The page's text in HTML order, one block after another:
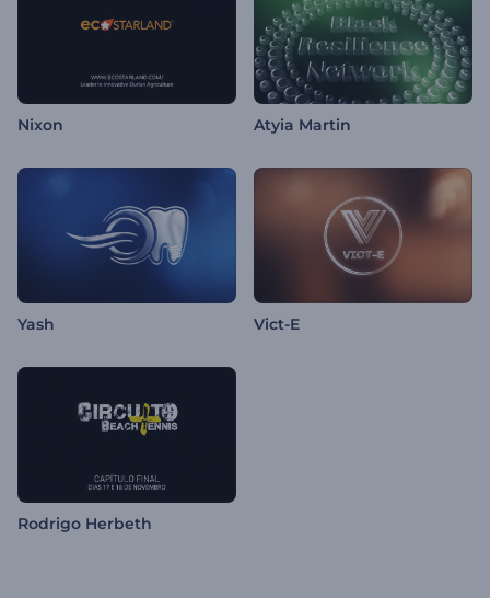
Nixon Atyia Martin
Yash Vict-E
Rodrigo Herbeth